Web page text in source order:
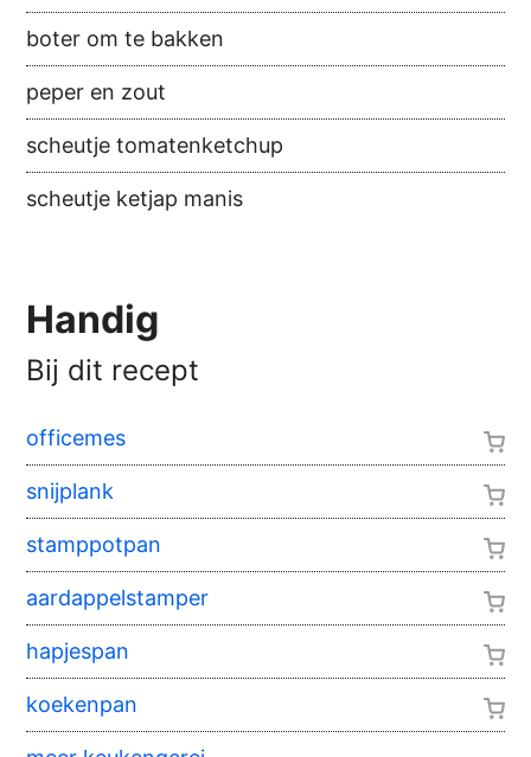
boter om te bakken
peper en zout
scheutje tomatenketchup
scheutje ketjap manis
Handig
Bij dit recept
officemes
snijplank
stamppotpan
aardappelstamper
hapjespan
koekenpan